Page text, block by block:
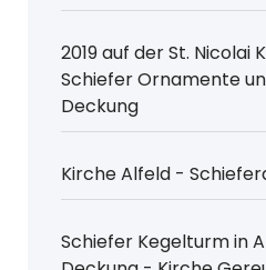
2019 auf der St. Nicolai
Schiefer Ornamente
Deckung
Kirche Alfeld -
Schiefer Kegelturm in